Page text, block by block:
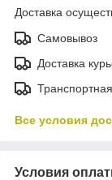
Доставка
Самовывоз
Доставка
Все условия
Условия